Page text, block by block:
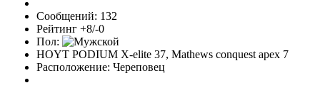
Сообщений: 132
Рейтинг +8/-0
Пол:
HOYT PODIUM X-elite 37, Mathews conquest apex 7
Расположение: Череповец